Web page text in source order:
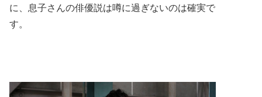
に、息子さんの俳優説は噂に過ぎないのは確実で
す。